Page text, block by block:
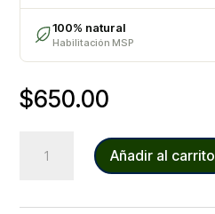
100% natural
Habilitación MSP
$650.00
COMPUESTA
Añadir al carrito